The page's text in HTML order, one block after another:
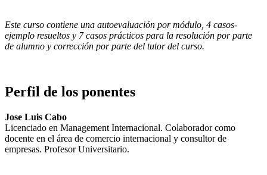
Este curso contiene una autoevaluación por módulo, 4 casos-
ejemplo resueltos y 7 casos prácticos para la resolución por parte
de alumno y corrección por parte del tutor del curso.
Perfil de los ponentes
Jose Luis Cabo
Licenciado en Management Internacional. Colaborador como
docente en el área de comercio internacional y consultor de
empresas. Profesor Universitario.